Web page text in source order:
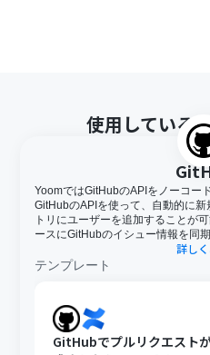
使用している
YoomではGitHubのAPIをノーコー
GitHubのAPIを使って、自動的に
トリにユーザーを追加することが
ースにGitHubのイシュー情報を同
詳し
テンプレート
GitHubでプルリクエスト